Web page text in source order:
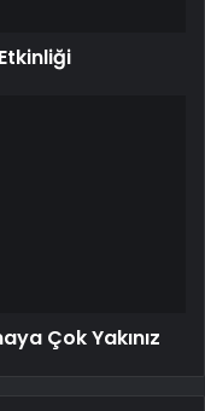
Çok Yakınız